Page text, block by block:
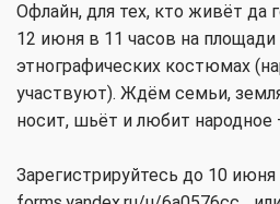
Офлайн, для тех, кто живёт да
12 июня в 11 часов на
этнографических костюмах
участвуют). Ждём семьи,
носит, шьёт и любит народное
Зарегистрируйтесь до 10